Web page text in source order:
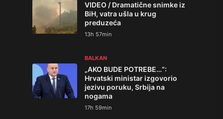
VIDEO / Dramatične snimke iz
BiH, vatra ušla u krug
preduzeća
13h 57min
BALKAN
„AKO BUDE POTREBE…“:
Hrvatski ministar izgovorio
jezivu poruku, Srbija na
nogama
17h 59min